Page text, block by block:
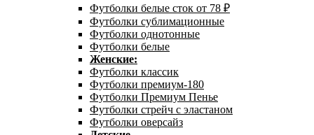
Футболки белые сток от 78 ₽
Футболки сублимационные
Футболки однотонные
Футболки белые
Женские:
Футболки классик
Футболки премиум-180
Футболки Премиум Пенье
Футболки стрейч с эластаном
Футболки оверсайз